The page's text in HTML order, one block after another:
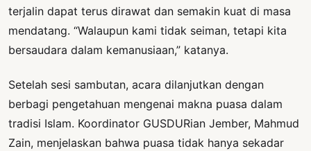
terjalin dapat terus dirawat dan semakin kuat di masa
mendatang. “Walaupun kami tidak seiman, tetapi kita
bersaudara dalam kemanusiaan,” katanya.
Setelah sesi sambutan, acara dilanjutkan dengan
berbagi pengetahuan mengenai makna puasa dalam
tradisi Islam. Koordinator GUSDURian Jember, Mahmud
Zain, menjelaskan bahwa puasa tidak hanya sekadar